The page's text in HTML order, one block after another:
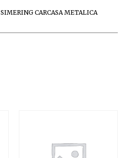
SIMERING CARCASA METALICA